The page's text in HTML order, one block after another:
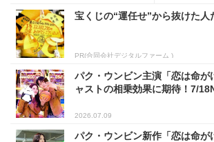
宝くじの“運任せ”から抜けた人
PR(合同会社デジタルファーム )
パク・ウンビン主演「恋は命が
ャストの相乗効果に期待！7/
2026.07.09
パク・ウンビン新作「恋は命が